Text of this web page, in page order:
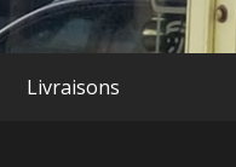
Livraisons